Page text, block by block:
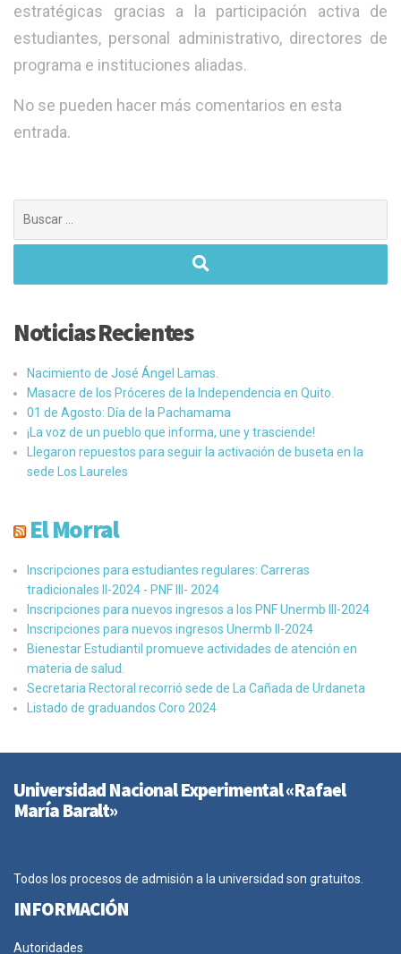
estratégicas gracias a la participación activa de
estudiantes, personal administrativo, directores de
programa e instituciones aliadas.
No se pueden hacer más comentarios en esta
entrada.
Noticias Recientes
Nacimiento de José Ángel Lamas.
Masacre de los Próceres de la Independencia en Quito.
01 de Agosto: Día de la Pachamama
¡La voz de un pueblo que informa, une y trasciende!
Llegaron repuestos para seguir la activación de buseta en la
sede Los Laureles
El Morral
Inscripciones para estudiantes regulares: Carreras
tradicionales II-2024 - PNF III- 2024
Inscripciones para nuevos ingresos a los PNF Unermb III-2024
Inscripciones para nuevos ingresos Unermb II-2024
Bienestar Estudiantil promueve actividades de atención en
materia de salud.
Secretaria Rectoral recorrió sede de La Cañada de Urdaneta
Listado de graduandos Coro 2024
Universidad Nacional Experimental «Rafael
María Baralt»
Todos los procesos de admisión a la universidad son gratuitos.
INFORMACIÓN
Autoridades